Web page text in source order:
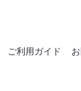
ご利用ガイド